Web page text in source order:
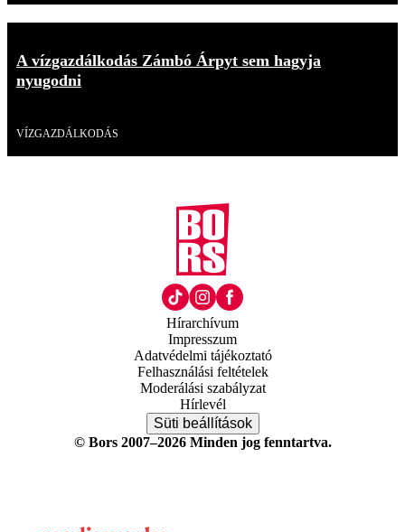
A vízgazdálkodás Zámbó Árpyt sem hagyja
nyugodni
VÍZGAZDÁLKODÁS
Hírarchívum
Impresszum
Adatvédelmi tájékoztató
Felhasználási feltételek
Moderálási szabályzat
Hírlevél
Süti beállítások
© Bors 2007–2026 Minden jog fenntartva.